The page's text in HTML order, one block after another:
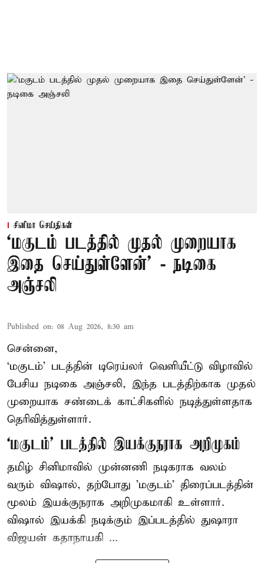
சினிமா செய்திகள்
‘மகுடம் படத்தில் முதல் முறையாக
இதை செய்துள்ளேன்’ - நடிகை
அஞ்சலி
Published on: 08 Aug 2026, 8:30 am
சென்னை,
‘மகுடம்’ படத்தின் டிரெய்லர் வெளியீட்டு விழாவில்
பேசிய நடிகை அஞ்சலி, இந்த படத்திற்காக முதல்
முறையாக சண்டைக் காட்சிகளில் நடித்துள்ளதாக
தெரிவித்துள்ளார்.
‘மகுடம்’ படத்தில் இயக்குநராக அறிமுகம்
தமிழ் சினிமாவில் முன்னணி நடிகராக வலம்
வரும் விஷால், தற்போது 'மகுடம்' திரைப்படத்தின்
மூலம் இயக்குநராக அறிமுகமாகி உள்ளார்.
விஷால் இயக்கி நடிக்கும் இப்படத்தில் துஷாரா
விஜயன் கதாநாயகி ...